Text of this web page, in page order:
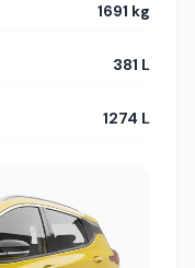
1691 kg
381 L
1274 L